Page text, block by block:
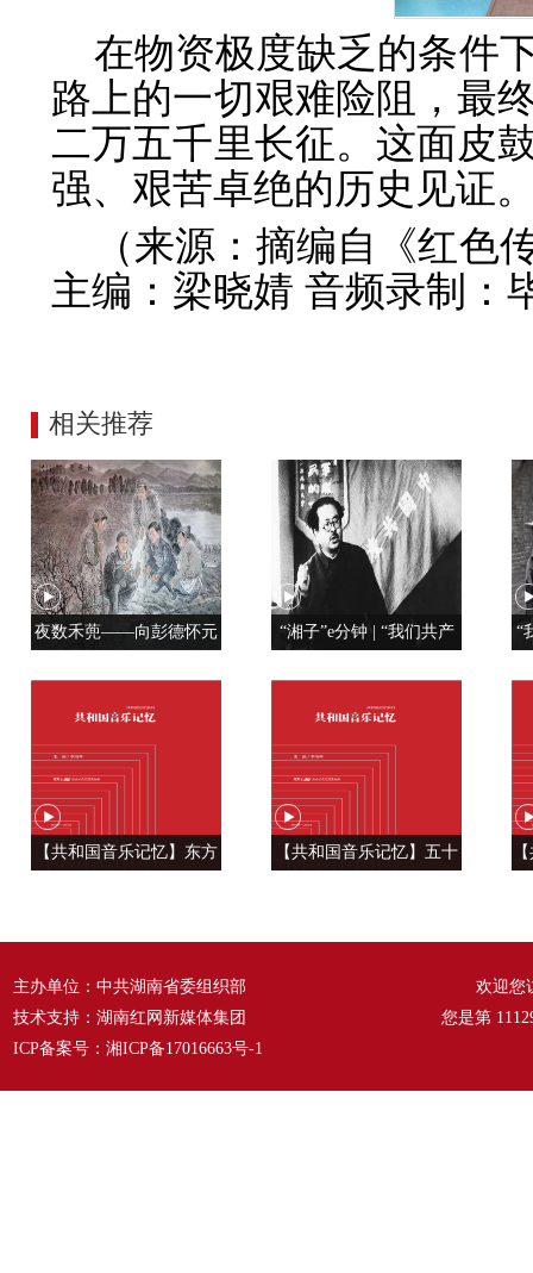
在物资极度缺乏的条件
路上的一切艰难险阻，最
二万五千里长征。这面皮
强、艰苦卓绝的历史见证
（来源：摘编自《红色
主编：梁晓婧 音频录制：
相关推荐
夜数禾蔸——向彭德怀元
“湘子”e分钟 | “我们共产
“
【共和国音乐记忆】东方
【共和国音乐记忆】五十
主办单位：中共湖南省委组织部
技术支持：湖南红网新媒体集团
ICP备案号： 湘ICP备17016663号-1
欢迎您
您是第